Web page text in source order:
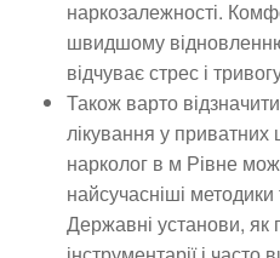
наркозалежності.
швидшому
відчуває стрес і
Також варто відзначити
лікування у
нарколог в м Рівне
найсучасніші методики
Державні установи,